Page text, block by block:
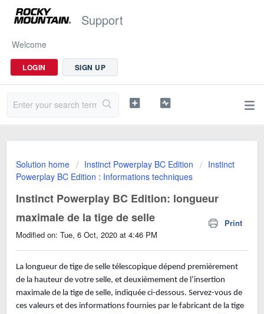
Support
Welcome
LOGIN SIGN UP
Solution home Instinct Powerplay BC Edition
Instinct
Powerplay BC Edition : Informations techniques
Instinct Powerplay BC Edition: longueur
maximale de la tige de selle
Print
Modified on: Tue, 6 Oct, 2020 at 4:46 PM
La longueur de tige de selle télescopique dépend premièrement
de la hauteur de votre selle, et deuxièmement de l’insertion
maximale de la tige de selle, indiquée ci-dessous. Servez-vous de
ces valeurs et des informations fournies par le fabricant de la tige